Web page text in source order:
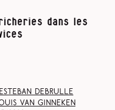
dans les
Esteban Debrulle
Van Ginneken